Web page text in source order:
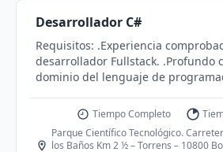
prospectos y convertir
Mantener una atención al cliente
Excelente habilidad de
Contar con computadora propia. *
internet estable y de alta velocidad
Manejo básico de herramientas
Responsable, comprometido y
Disponible para candidatos de: 🇦🇷 Argentina • 🇧🇴
Bolivia • 🇧🇷 Brasil • 🇨🇴 Colombia •
Desarrollador C#
Requisitos: .Experiencia
desarrollador Fullstack. .Profundo
dominio del lenguaje de
dinámico. .Habilidad para diseñar,
implementar soluciones
Tiempo Completo
Parque Científico Tecnológico.
los Baños Km 2 ½ – Torrens – 10800